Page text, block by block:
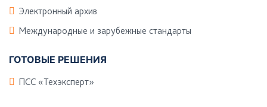
Электронный архив
Международные и зарубежные стандарты
ГОТОВЫЕ РЕШЕНИЯ
ПСС «Техэксперт»